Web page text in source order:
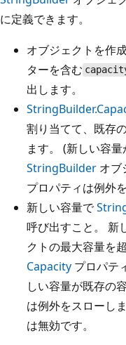
に定義できます。
オブジェクトを作
ターを含む
出します。
割り当てて、既存
ます。 (新しい容量
StringBuilder オブ
プロパティは例外
新しい容量で
呼び出すこと。 新
クトの最大容量を
Capacity プロパテ
しい容量が既存の
は例外をスローし
は無効です。